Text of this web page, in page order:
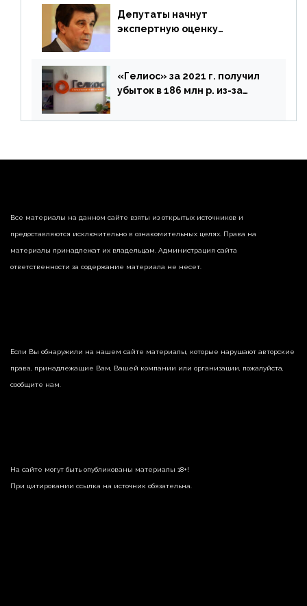
Депутаты начнут
экспертную оценку
«Гелиос» за 2021 г. получил
убыток в 186 млн р. из-за
реализации недвижимости
Все материалы на данном сайте взяты из открытых источников и
предоставляются исключительно в ознакомительных целях. Права на
материалы принадлежат их владельцам. Администрация сайта
ответственности за содержание материала не несет.
Если Вы обнаружили на нашем сайте материалы, которые нарушают авторские
права, принадлежащие Вам, Вашей компании или организации, пожалуйста,
сообщите нам.
На сайте могут быть опубликованы материалы 18+!
При цитировании ссылка на источник обязательна.